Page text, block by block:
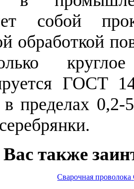
собой
обработкой
ГОСТ
в пределах
также
Сварочная проволока